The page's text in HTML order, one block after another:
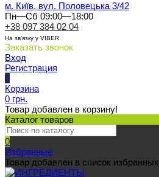
м. Київ, вул. Половецька 3/42
Пн—Сб 09:00—18:00
+38 097 384 02 04
На зв'язку у VIBER
Заказать звонок
Вход
Регистрация
0
Корзина
0 грн.
Товар добавлен в корзину!
Каталог товаров
0
Избранные
Товар добавлен в список избранных